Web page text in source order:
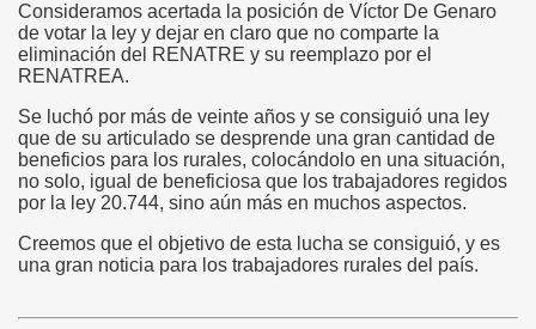
Consideramos acertada la posición de Víctor De Genaro
de votar la ley y dejar en claro que no comparte la
eliminación del RENATRE y su reemplazo por el
RENATREA.
Se luchó por más de veinte años y se consiguió una ley
que de su articulado se desprende una gran cantidad de
beneficios para los rurales, colocándolo en una situación,
no solo, igual de beneficiosa que los trabajadores regidos
por la ley 20.744, sino aún más en muchos aspectos.
Creemos que el objetivo de esta lucha se consiguió, y es
una gran noticia para los trabajadores rurales del país.